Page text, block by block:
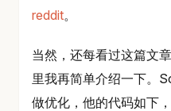
reddit。
当然，还每看过这篇文
里我再简单介绍一下。
做优化，他的代码如下，